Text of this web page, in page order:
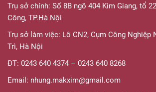
Trụ sở chính: Số 8B ngõ 404 Kim Giang, tổ
Công, TP.Hà Nội
Trụ sở làm việc: Lô CN2, Cụm Công Nghiệp
Trì, Hà Nội
ĐT: 0243 640 4374 – 0243 640 8268
Email: nhung.makxim@gmail.com